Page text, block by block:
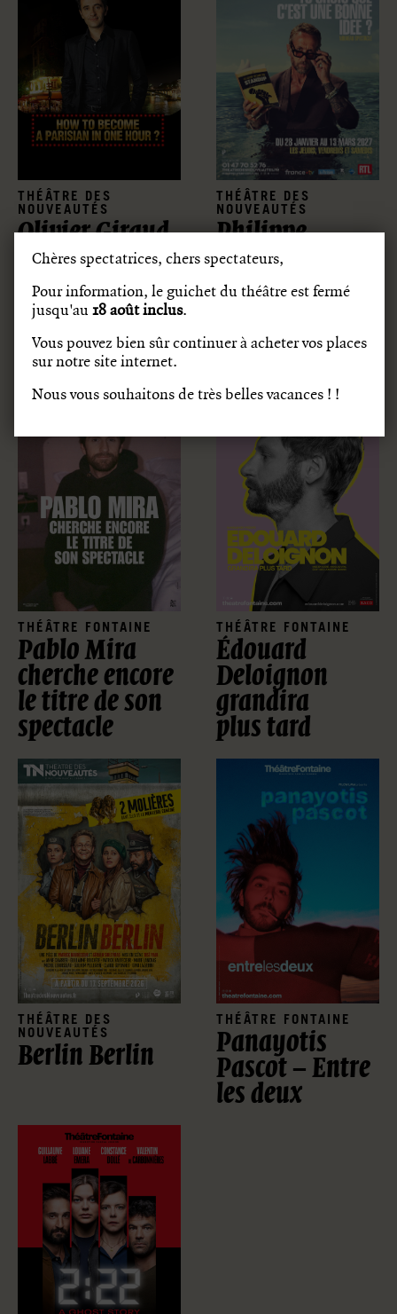
THÉÂTRE DES
NOUVEAUTÉS
Olivier Giraud
THÉÂTRE DES
NOUVEAUTÉS
Philippe
Caveriviere -
Tu crois que
idée ?
THÉÂTRE FONTAINE
Pablo Mira
cherche encore
le titre de son
spectacle
THÉÂTRE FONTAINE
Édouard
Deloignon
grandira
plus tard
THÉÂTRE DES
NOUVEAUTÉS
Berlin Berlin
THÉÂTRE FONTAINE
Panayotis
Pascot – Entre
les deux
Chères spectatrices, chers spectateurs,
Pour information, le guichet du théâtre est fermé
jusqu'au 18 août inclus.
Vous pouvez bien sûr continuer à acheter vos places
sur notre site internet.
Nous vous souhaitons de très belles vacances ! !